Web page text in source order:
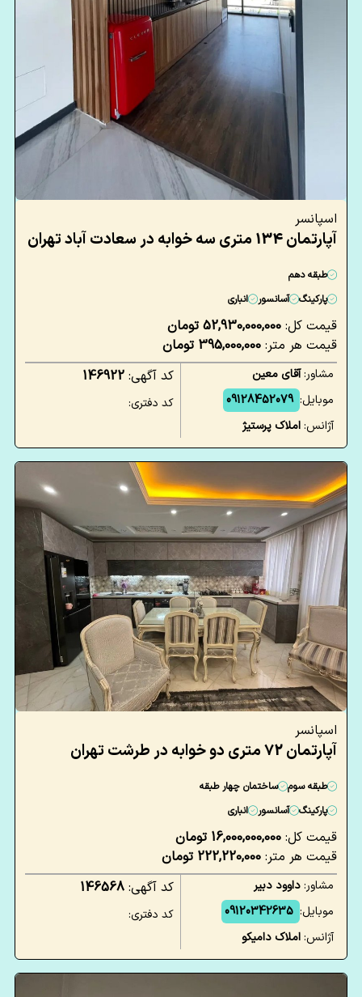
اسپانسر
آپارتمان 134 متری سه خوابه در سعادت آباد تهران
طبقه دهم
پارکینگ
آسانسور انباری
قیمت کل: 52,930,000,000 تومان
قیمت هر متر: 395,000,000 تومان
مشاور:آقای معین
موبایل: 09128452079
آژانس:املاک پرستیژ
کد آگهی: 146922
کد دفتری:
اسپانسر
آپارتمان 72 متری دو خوابه در طرشت تهران
طبقه سوم
ساختمان چهار طبقه
پارکینگ
آسانسور انباری
قیمت کل: 16,000,000,000 تومان
قیمت هر متر: 222,220,000 تومان
مشاور:داوود دبیر
موبایل: 09120342635
آژانس:املاک دامیکو
کد آگهی: 146568
کد دفتری: